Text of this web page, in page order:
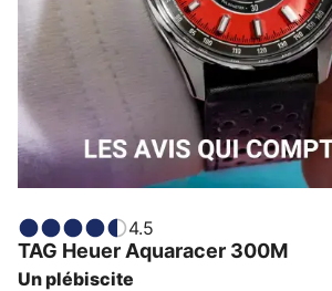
4.5
TAG Heuer Aquaracer 300M
Un plébiscite